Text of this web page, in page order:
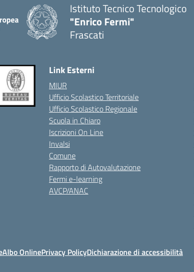
Istituto Tecnico Tecnologico
"Enrico Fermi"
Frascati
Link Esterni
MIUR
Ufficio Scolastico Territoriale
Ufficio Scolastico Regionale
Scuola in Chiaro
Iscrizioni On Line
Invalsi
Comune
Rapporto di Autovalutazione
Fermi e-learning
AVCP/ANAC
Albo OnlinePrivacy PolicyDichiarazione di accessibilità